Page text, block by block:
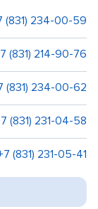
(831) 234-00-59
(831) 214-90-76
(831) 234-00-62
(831) 231-04-58
(831) 231-05-41